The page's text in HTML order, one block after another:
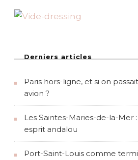
Derniers articles
Paris hors-ligne, et si on
avion ?
Les Saintes-Maries-de-la-Mer
esprit andalou
Port-Saint-Louis comme